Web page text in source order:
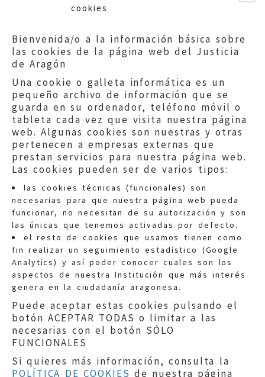
cookies
Bienvenida/o a la información básica sobre
las cookies de la página web del Justicia
de Aragón
Una cookie o galleta informática es un
pequeño archivo de información que se
guarda en su ordenador, teléfono móvil o
tableta cada vez que visita nuestra página
web. Algunas cookies son nuestras y otras
pertenecen a empresas externas que
prestan servicios para nuestra página web.
Las cookies pueden ser de varios tipos:
las cookies técnicas (funcionales) son
necesarias para que nuestra página web pueda
funcionar, no necesitan de su autorización y son
las únicas que tenemos activadas por defecto.
el resto de cookies que usamos tienen como
fin realizar un seguimiento estadístico (Google
Analytics) y así poder conocer cuales son los
aspectos de nuestra Institución que más interés
genera en la ciudadanía aragonesa.
Puede aceptar estas cookies pulsando el
botón ACEPTAR TODAS o limitar a las
necesarias con el botón SÓLO
FUNCIONALES
Si quieres más información, consulta la
POLÍTICA DE COOKIES de nuestra página
Quejas:quejas@eljusticiadearagon.es
Información general:
informacion@eljusticiadearagon.es
Teléfonos:900 210 210/